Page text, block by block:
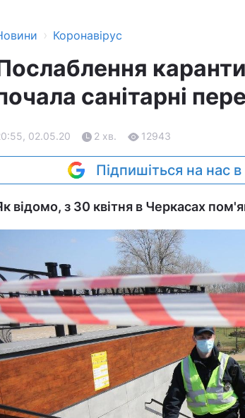
› Коронавірус
санітарні
02.05.20 2 хв. 12943
Підпишіться на нас
відомо, з 30 квітня в Черкасах